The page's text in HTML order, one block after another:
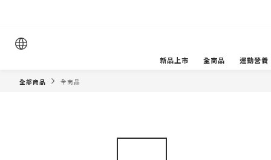
新品上市 全商品 運動營養
全部商品 全商品